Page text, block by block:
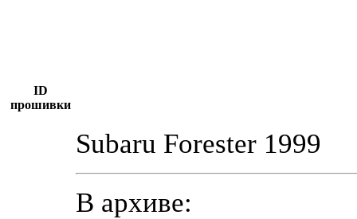
ID
прошивки
Subaru Forester 1999
В архиве: